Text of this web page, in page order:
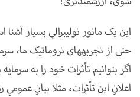
این یک مانور نولیبرالیِ بسیار
حتی از تجربه­های تروماتیک ما،
اگر بتوانیم تأثرات خود را به
اعلانِ این تأثرات، مثلا بیانِ